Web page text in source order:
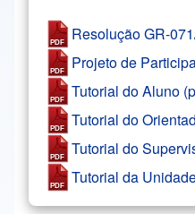
Resolução GR-
Projeto de
Tutorial do Aluno
Tutorial do
Tutorial do
Tutorial da